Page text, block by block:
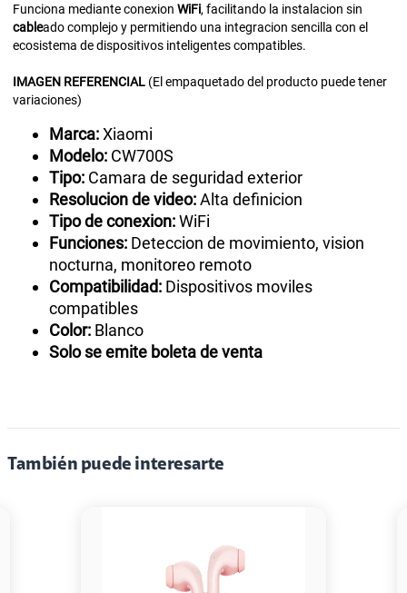
Funciona mediante conexion WiFi, facilitando la instalacion sin
cableado complejo y permitiendo una integracion sencilla con el
ecosistema de dispositivos inteligentes compatibles.
IMAGEN REFERENCIAL (El empaquetado del producto puede tener
variaciones)
Marca:Xiaomi
Modelo: CW700S
Tipo: Camara de seguridad exterior
Resolucion de video:Alta definicion
Tipo de conexion:WiFi
Funciones: Deteccion de movimiento, vision
nocturna, monitoreo remoto
Compatibilidad: Dispositivos moviles
compatibles
Color: Blanco
Solo se emite boleta de venta
También puede interesarte